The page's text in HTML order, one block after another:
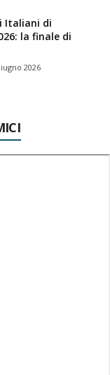
Italiani di
la finale di
2026